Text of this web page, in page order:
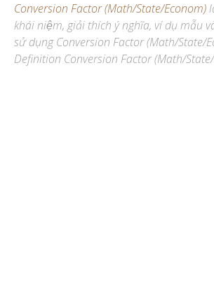
Conversion Factor (Math/State/Econom)
khái niệm, giải thích ý nghĩa, ví dụ mẫu
sử dụng Conversion Factor (Math/State/
Definition Conversion Factor (Math/